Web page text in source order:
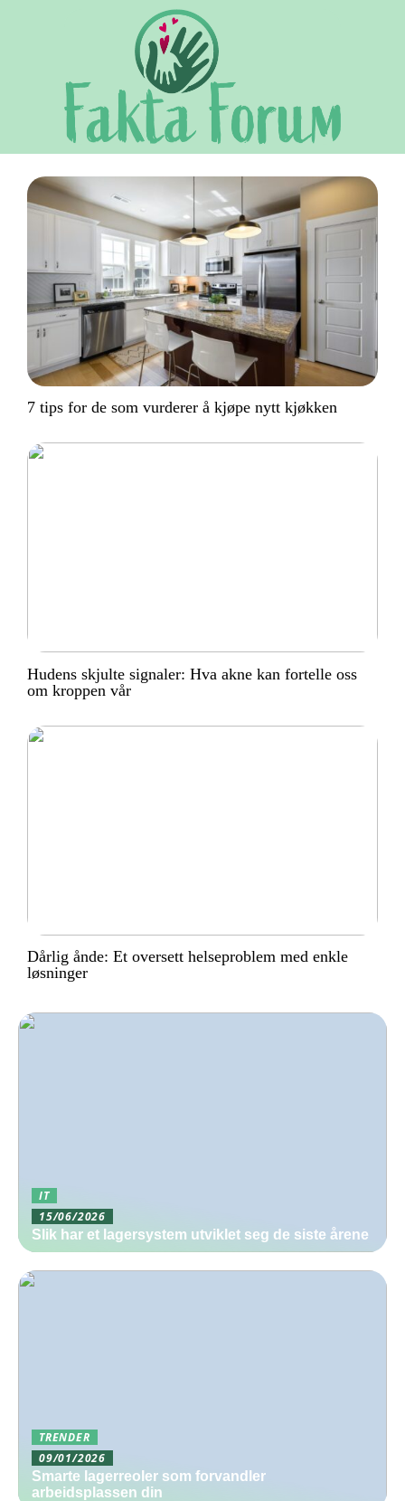
7 tips for de som vurderer å kjøpe nytt kjøkken
Hudens skjulte signaler: Hva akne kan fortelle oss
om kroppen vår
Dårlig ånde: Et oversett helseproblem med enkle
løsninger
IT
15/06/2026
Slik har et lagersystem utviklet seg de siste årene
TRENDER
09/01/2026
Smarte lagerreoler som forvandler
arbeidsplassen din